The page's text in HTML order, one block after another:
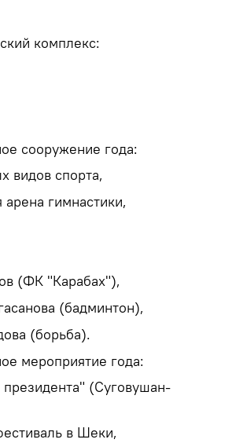
комплекс:
сооружение года:
видов спорта,
гимнастики,
(ФК "Карабах"),
(бадминтон),
(борьба).
мероприятие года:
президента" (Суговушан-
в Шеки,